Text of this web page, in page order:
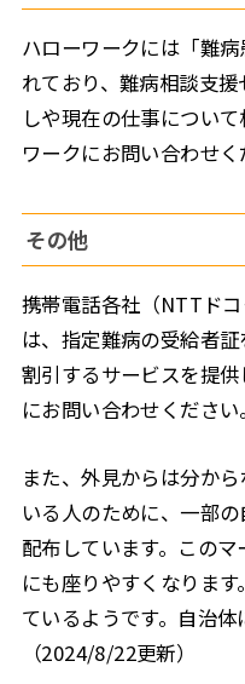
ハローワークには「難
れており、難病相談支
しや現在の仕事につい
ワークにお問い合わせく
その他
携帯電話各社（NTTド
は、指定難病の受給者
割引するサービスを提
にお問い合わせください。
また、外見からは分か
いる人のために、一部
配布しています。この
にも座りやすくなりま
ているようです。自治体
（2024/8/22更新）